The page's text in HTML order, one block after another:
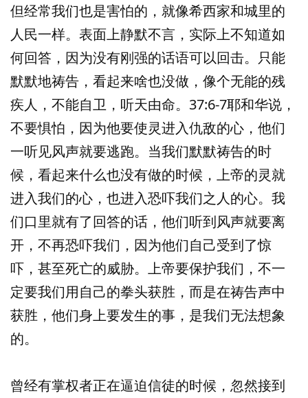
但经常我们也是害怕的，就像希西家和城里的
人民一样。表面上静默不言，实际上不知道如
何回答，因为没有刚强的话语可以回击。只能
默默地祷告，看起来啥也没做，像个无能的残
疾人，不能自卫，听天由命。37:6-7耶和华说，
不要惧怕，因为他要使灵进入仇敌的心，他们
一听见风声就要逃跑。当我们默默祷告的时
候，看起来什么也没有做的时候，上帝的灵就
进入我们的心，也进入恐吓我们之人的心。我
们口里就有了回答的话，他们听到风声就要离
开，不再恐吓我们，因为他们自己受到了惊
吓，甚至死亡的威胁。上帝要保护我们，不一
定要我们用自己的拳头获胜，而是在祷告声中
获胜，他们身上要发生的事，是我们无法想象
的。
曾经有掌权者正在逼迫信徒的时候，忽然接到